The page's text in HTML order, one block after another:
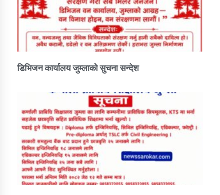
डिभिजन कार्यालय जुम्लाको सुचना सन्देश